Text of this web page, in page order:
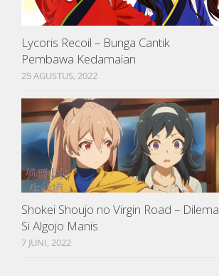
Lycoris Recoil – Bunga Cantik
Pembawa Kedamaian
25 AGUSTUS, 2022
Shokei Shoujo no Virgin Road – Dilema
Si Algojo Manis
7 JUNI, 2022